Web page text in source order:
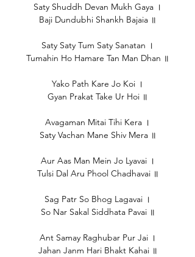
Saty Shuddh Devan Mukh Gaya ।
Baji Dundubhi Shankh Bajaia ॥
Saty Saty Tum Saty Sanatan ।
Tumahin Ho Hamare Tan Man Dhan ॥
Yako Path Kare Jo Koi ।
Gyan Prakat Take Ur Hoi ॥
Avagaman Mitai Tihi Kera ।
Saty Vachan Mane Shiv Mera ॥
Aur Aas Man Mein Jo Lyavai ।
Tulsi Dal Aru Phool Chadhavai ॥
Sag Patr So Bhog Lagavai ।
So Nar Sakal Siddhata Pavai ॥
Ant Samay Raghubar Pur Jai ।
Jahan Janm Hari Bhakt Kahai ॥